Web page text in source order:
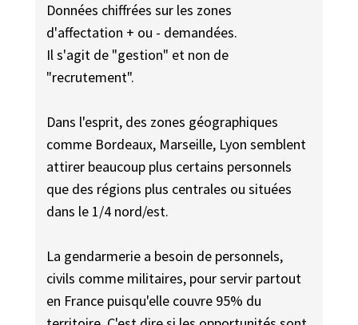
Données chiffrées sur les zones
d'affectation + ou - demandées.
Il s'agit de "gestion" et non de
"recrutement".
Dans l'esprit, des zones géographiques
comme Bordeaux, Marseille, Lyon semblent
attirer beaucoup plus certains personnels
que des régions plus centrales ou situées
dans le 1/4 nord/est.
La gendarmerie a besoin de personnels,
civils comme militaires, pour servir partout
en France puisqu'elle couvre 95% du